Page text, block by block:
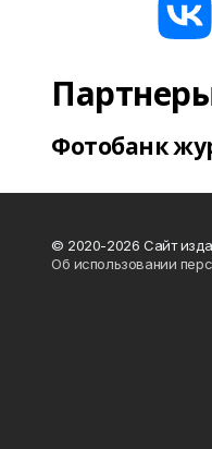
Фотобанк
© 2020-2026 Сайт
Об использовании